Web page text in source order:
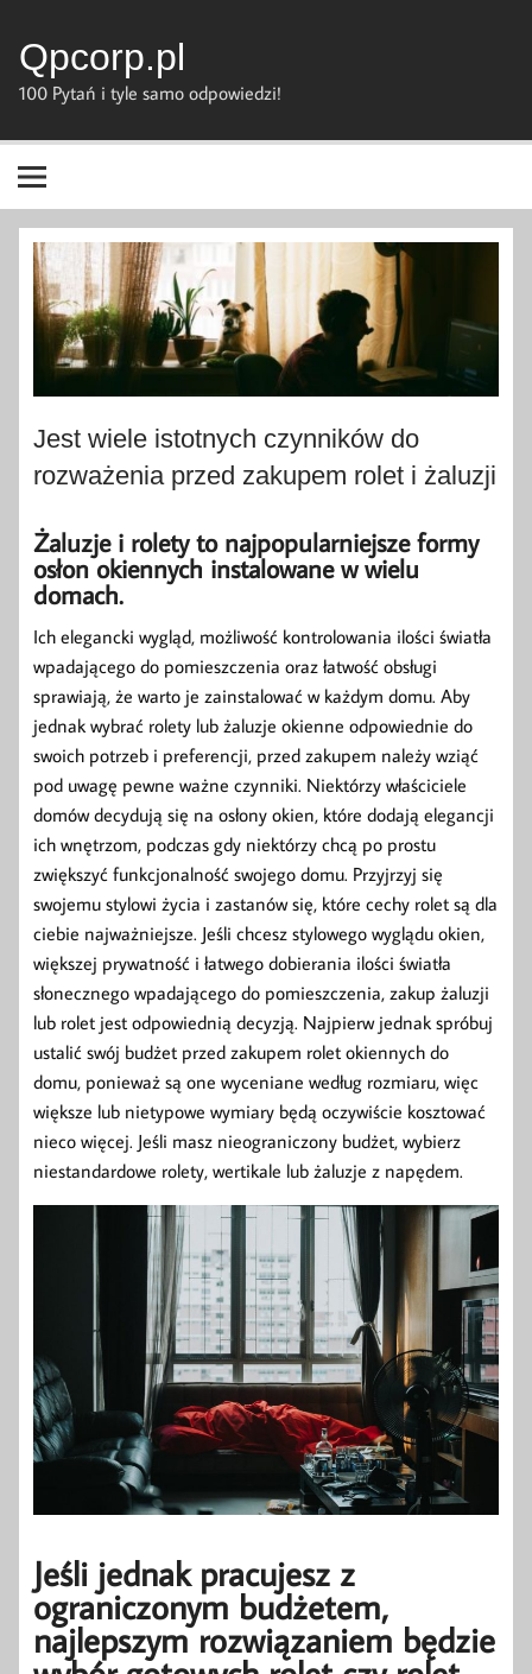
content
Qpcorp.pl
100 Pytań i tyle samo odpowiedzi!
Jest wiele istotnych czynników do
rozważenia przed zakupem rolet i żaluzji
Żaluzje i rolety to najpopularniejsze formy
osłon okiennych instalowane w wielu
domach.
Ich elegancki wygląd, możliwość kontrolowania ilości światła
wpadającego do pomieszczenia oraz łatwość obsługi
sprawiają, że warto je zainstalować w każdym domu. Aby
jednak wybrać rolety lub żaluzje okienne odpowiednie do
swoich potrzeb i preferencji, przed zakupem należy wziąć
pod uwagę pewne ważne czynniki. Niektórzy właściciele
domów decydują się na osłony okien, które dodają elegancji
ich wnętrzom, podczas gdy niektórzy chcą po prostu
zwiększyć funkcjonalność swojego domu. Przyjrzyj się
swojemu stylowi życia i zastanów się, które cechy rolet są dla
ciebie najważniejsze. Jeśli chcesz stylowego wyglądu okien,
większej prywatność i łatwego dobierania ilości światła
słonecznego wpadającego do pomieszczenia, zakup żaluzji
lub rolet jest odpowiednią decyzją. Najpierw jednak spróbuj
ustalić swój budżet przed zakupem rolet okiennych do
domu, ponieważ są one wyceniane według rozmiaru, więc
większe lub nietypowe wymiary będą oczywiście kosztować
nieco więcej. Jeśli masz nieograniczony budżet, wybierz
niestandardowe rolety, wertikale lub żaluzje z napędem.
Jeśli jednak pracujesz z
ograniczonym budżetem,
najlepszym rozwiązaniem będzie